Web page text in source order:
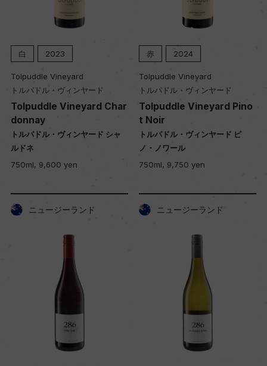
白 2023
Tolpuddle Vineyard
トルパドル・ヴィンヤード
Tolpuddle Vineyard Char
donnay
トルパドル・ヴィンヤード シャ
ルドネ
750ml, 9,600 yen
赤 2024
Tolpuddle Vineyard
トルパドル・ヴィンヤード
Tolpuddle Vineyard Pino
t Noir
トルパドル・ヴィンヤード ピ
ノ・ノワール
750ml, 9,750 yen
ニュージーランド ニュージーランド